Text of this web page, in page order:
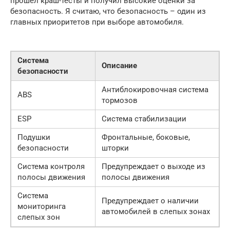
безопасность. Я считаю, что безопасность – один из
главных приоритетов при выборе автомобиля.
Система
безопасности
Описание
ABS
Антиблокировочная система
тормозов
ESP
Система стабилизации
Подушки
безопасности
Фронтальные, боковые,
шторки
Система контроля
полосы движения
Предупреждает о выходе из
полосы движения
Система
мониторинга
слепых зон
Предупреждает о наличии
автомобилей в слепых зонах